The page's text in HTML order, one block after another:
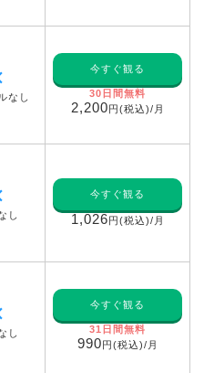
なし
今すぐ観る
30日間無料
2,200円(税込)/月
し
今すぐ観る
1,026円(税込)/月
し
今すぐ観る
31日間無料
990円(税込)/月